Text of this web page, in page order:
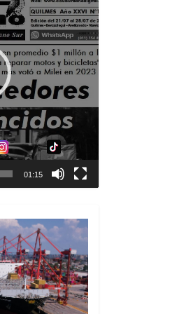
01:15